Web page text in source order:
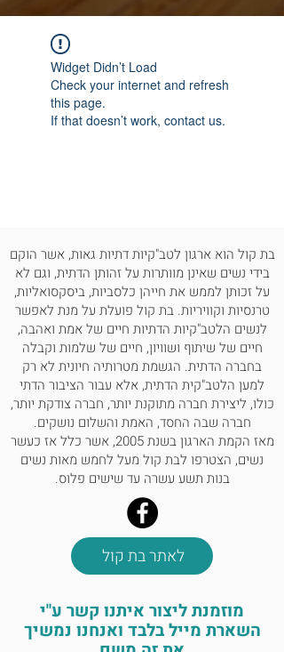
Widget Didn’t Load
Check your internet and refresh
this page.
If that doesn’t work, contact us.
בת קול הוא ארגון לטב"קיות דתיות גאות, אשר הוקם
בידי נשים שאינן מוותרות על זהותן הדתית, וגם לא
על זכותן לממש את חייהן כלסביות, ביסקסואליות,
טרנסיות וקוויריות. בת קול פועלת על מנת לאפשר
לנשים הלטב"קיות הדתיות חיים של אמת ואהבה,
חיים של שיתוף ושוויון, חיים של שלמות וקבלה
בחברה הדתית. הגשמת מטרותיה חיונית לא רק
למען הלטב"קית הדתית, אלא עבור הציבור הדתי
כולו, ליצירת חברה מתוקנת יותר, חברה צודקת יותר,
חברה שבה החסד, האמת והשלום נושקים.
מאז הקמת הארגון בשנת 2005, אשר כלל אז כעשר
נשים, הצטרפו לבת קול מעל לחמש מאות נשים
בנות תשע עשרה עד שישים פלוס.
לאתר בת קול
מוזמנת ליצור איתנו קשר ע"י
השארת מייל בלבד ואנחנו נמשיך